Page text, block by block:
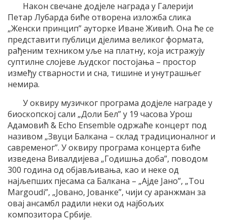
Након свечане додјеле награда у Галерији
Петар Лубарда биће отворена изложба слика
„Женски принцип” ауторке Иване Живић. Она ће се
представити публици дјелима великог формата,
рађеним техником уље на платну, која истражују
суптилне слојеве људског постојања – простор
између стварности и сна, тишине и унутрашњег
немира.
У оквиру музичког програма додјеле награде у
биоскопској сали „Доли Бел” у 19 часова Урош
Адамовић & Echo Ensemble одржаће концерт под
називом „Звуци Балкана – склад традиционалног и
савременог”. У оквиру програма концерта биће
изведена Вивалдијева „Годишња доба”, поводом
300 година од објављивања, као и неке од
најљепших пјесама са Балкана – „Ајде Јано”, „Tou
Margoudi”, „Јовано, Јованке”, чији су аранжман за
овај ансамбл радили неки од најбољих
композитора Србије.